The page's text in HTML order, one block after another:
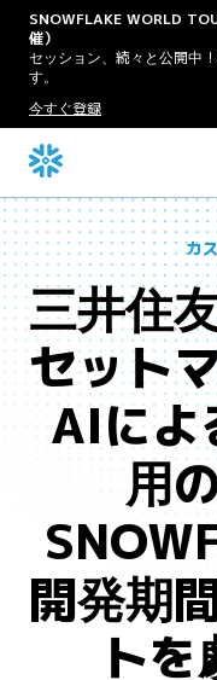
SNOWFLAKE WORLD
催）
セッション、続々と公開中
す。
今すぐ登録
カ
三井住
セット
AIによ
用
開発期
ト